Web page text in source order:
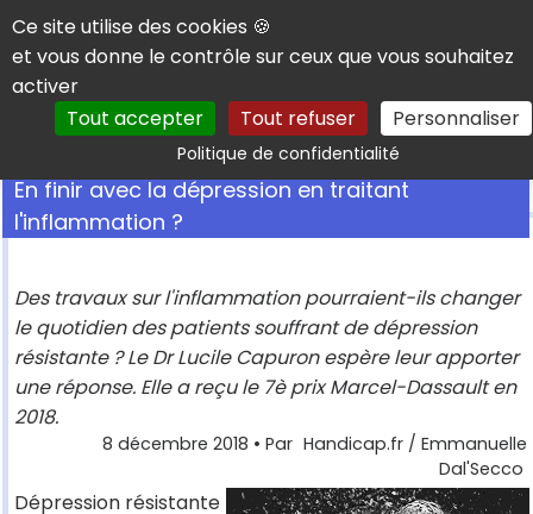
Panneau de gestion des cookies
Ce site utilise des cookies 🍪
et vous donne le contrôle sur ceux que vous souhaitez
activer
Tout accepter
Tout refuser Personnaliser
Politique de confidentialitéRechercher
En finir avec la dépression en traitant
l'inflammation ?
Des travaux sur l'inflammation pourraient-ils changer
le quotidien des patients souffrant de dépression
résistante ? Le Dr Lucile Capuron espère leur apporter
une réponse. Elle a reçu le 7è prix Marcel-Dassault en
2018.
8 décembre 2018 • Par Handicap.fr / Emmanuelle
Dal'Secco
Dépression résistante